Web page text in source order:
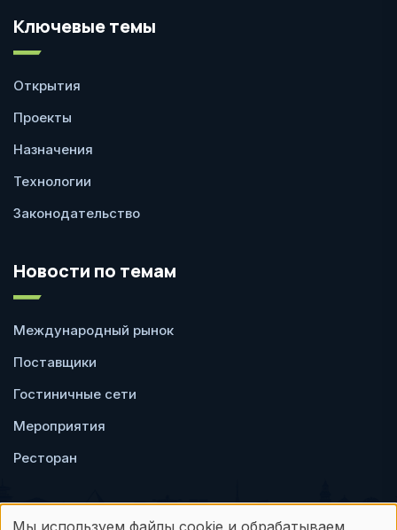
Ключевые темы
Открытия
Проекты
Назначения
Технологии
Законодательство
Новости по темам
Международный рынок
Поставщики
Гостиничные сети
Мероприятия
Ресторан
Мы используем файлы cookie и обрабатываем